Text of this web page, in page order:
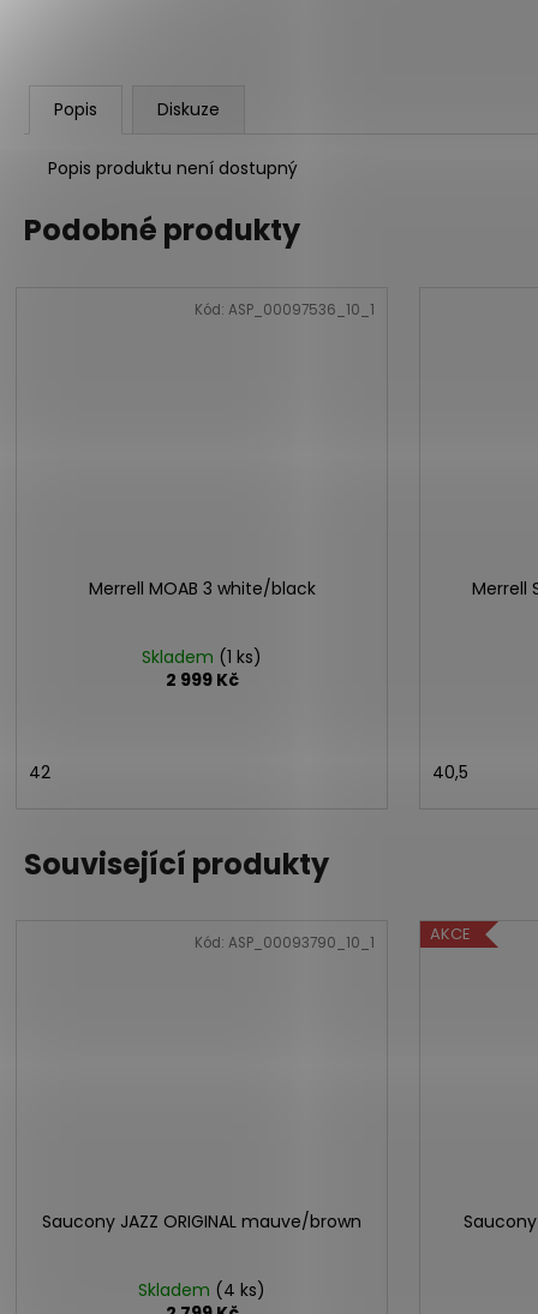
Popis Diskuze
Popis produktu není dostupný
Podobné produkty
Merrell MOAB 3 white/black
Skladem (1 ks)
2 999 Kč
42
Kód: ASP_00097536_10_1
Merrell
40,5
Související produkty
Saucony JAZZ ORIGINAL mauve/brown
Skladem (4 ks)
Kód: ASP_00093790_10_1 AKCE
Saucony